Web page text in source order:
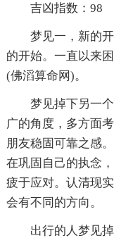
吉凶指数：98
梦见一，新的
的开始。一直以来
(佛滔算命网)。
梦见掉下另一
广的角度，多方面
朋友稳固可靠之感
在巩固自己的执念
疲于应对。认清现
会有不同的方向。
出行的人梦见